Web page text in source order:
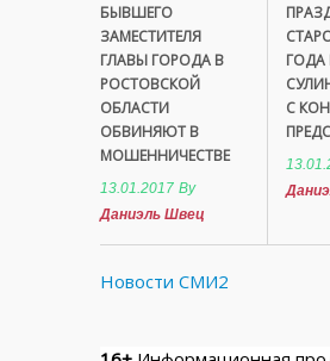
БЫВШЕГО
ЗАМЕСТИТЕЛЯ
ГЛАВЫ ГОРОДА В
РОСТОВСКОЙ
ОБЛАСТИ
ОБВИНЯЮТ В
МОШЕННИЧЕСТВЕ
13.01.2017 By
Даниэль Швец
ГОДА
С
Новости СМИ2